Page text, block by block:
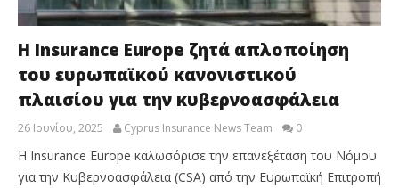
Η Insurance Europe ζητά απλοποίηση
του ευρωπαϊκού κανονιστικού
πλαισίου για την κυβερνοασφάλεια
26 Ιουνίου, 2025 Cyprus Insurance News Team 0
Η Insurance Europe καλωσόρισε την επανεξέταση του Νόμου
για την Κυβερνοασφάλεια (CSA) από την Ευρωπαϊκή Επιτροπή